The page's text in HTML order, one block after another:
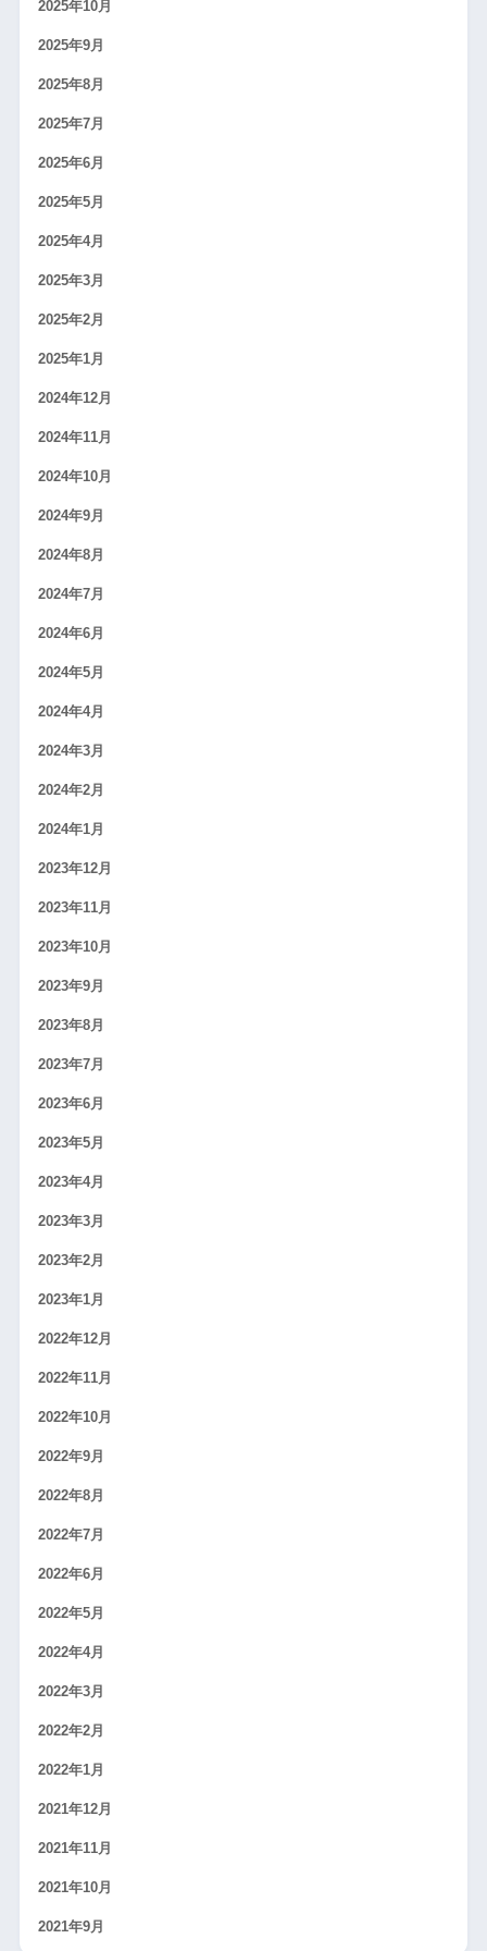
2025年10月
2025年9月
2025年8月
2025年7月
2025年6月
2025年5月
2025年4月
2025年3月
2025年2月
2025年1月
2024年12月
2024年11月
2024年10月
2024年9月
2024年8月
2024年7月
2024年6月
2024年5月
2024年4月
2024年3月
2024年2月
2024年1月
2023年12月
2023年11月
2023年10月
2023年9月
2023年8月
2023年7月
2023年6月
2023年5月
2023年4月
2023年3月
2023年2月
2023年1月
2022年12月
2022年11月
2022年10月
2022年9月
2022年8月
2022年7月
2022年6月
2022年5月
2022年4月
2022年3月
2022年2月
2022年1月
2021年12月
2021年11月
2021年10月
2021年9月